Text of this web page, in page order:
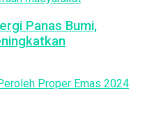
Panas Bumi,